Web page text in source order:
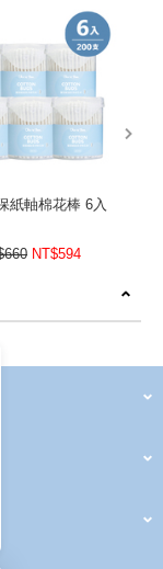
紙軸棉花棒 6入
NT$594
next
春夏服飾
Rabbit 春夏服飾
BASICS春夏服飾
派對禮服系列
春夏服飾